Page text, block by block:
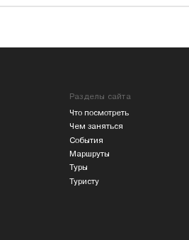
Разделы сайта
Что посмотреть
Чем заняться
События
Маршруты
Туры
Туристу